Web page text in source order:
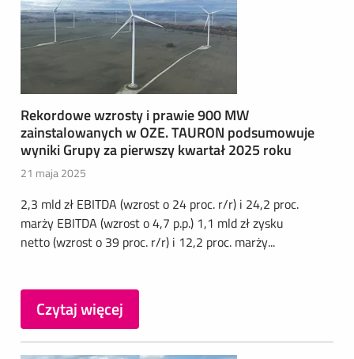
Rekordowe wzrosty i prawie 900 MW
zainstalowanych w OZE. TAURON podsumowuje
wyniki Grupy za pierwszy kwartał 2025 roku
21 maja 2025
2,3 mld zł EBITDA (wzrost o 24 proc. r/r) i 24,2 proc.
marży EBITDA (wzrost o 4,7 p.p.) 1,1 mld zł zysku
netto (wzrost o 39 proc. r/r) i 12,2 proc. marży...
Czytaj więcej